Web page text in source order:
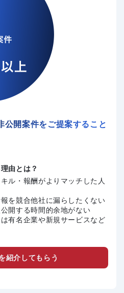
公開案件をご提案すること
由とは？
ル・報酬がよりマッチした人
を競合他社に漏らしたくない
開する時間的余地がない
有名企業や新規サービスなど
紹介してもらう